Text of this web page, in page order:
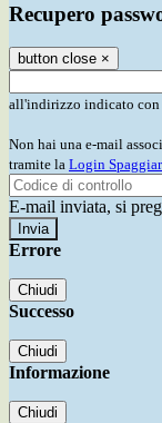
Recupero
button close ×
all'indirizzo indicato con
Non hai una e-mail
tramite la Login
E-mail inviata, si
Errore
Chiudi
Successo
Chiudi
Informazione
Chiudi